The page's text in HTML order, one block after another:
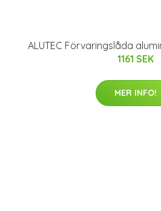
ALUTEC Förvaringslåda
1161 SEK
MER INFO!